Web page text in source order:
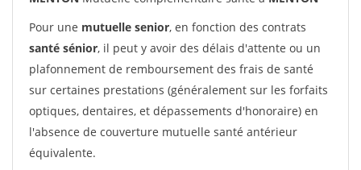
Pour une mutuelle senior, en fonction des contrats
santé sénior, il peut y avoir des délais d'attente ou un
plafonnement de remboursement des frais de santé
sur certaines prestations (généralement sur les forfaits
optiques, dentaires, et dépassements d'honoraire) en
l'absence de couverture mutuelle santé antérieur
équivalente.